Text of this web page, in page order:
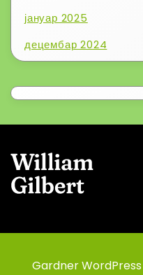
јануар 2025
децембар 2024
Gardner